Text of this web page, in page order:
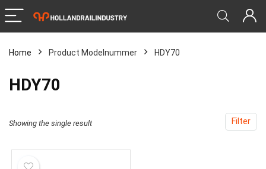
Home Product Modelnummer ‎HDY70
‎HDY70
Filter
Showing the single result